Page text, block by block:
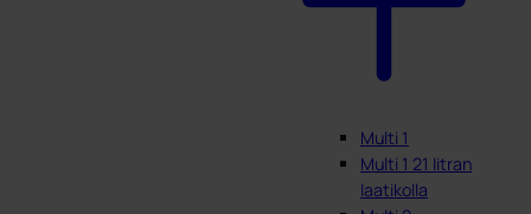
Multi 1
Multi 1 21 litran
laatikolla